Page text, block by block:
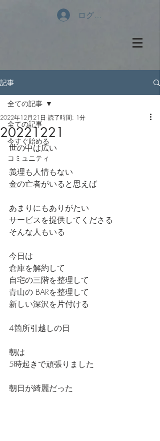
ログイン
記事
全ての記事
今すぐ始める
コミュニティ
全ての記事
20221221
2022年12月21日 読了時間: 1分
世の中は広い
義理も人情もない
金の亡者がいると思えば
あまりにもありがたい
サービスを提供してくださる
そんな人もいる
今日は
倉庫を解約して
自宅の三階を整理して
青山の BARを整理して
新しい深沢を片付ける
4箇所引越しの日
朝は
5時起きで頑張りました
朝日が綺麗だった